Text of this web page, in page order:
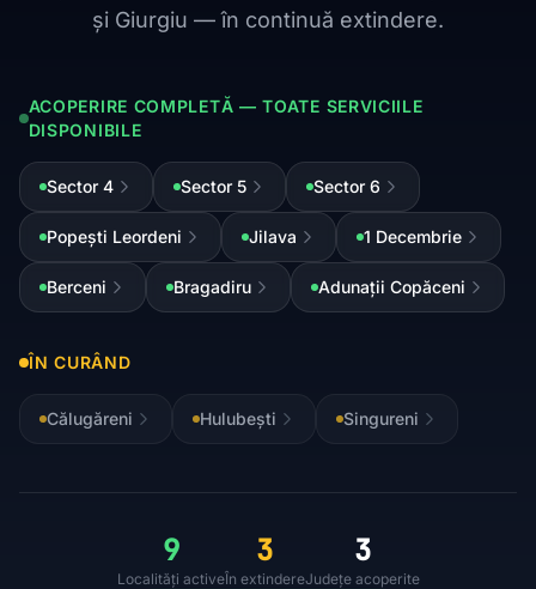
și Giurgiu — în continuă extindere.
ACOPERIRE COMPLETĂ — TOATE SERVICIILE
DISPONIBILE
Sector 4 Sector 5 Sector 6
Popești Leordeni Jilava 1 Decembrie
Berceni Bragadiru Adunații Copăceni
ÎN CURÂND
Călugăreni Hulubești Singureni
9
Localități active
3
În extindere
3
Județe acoperite